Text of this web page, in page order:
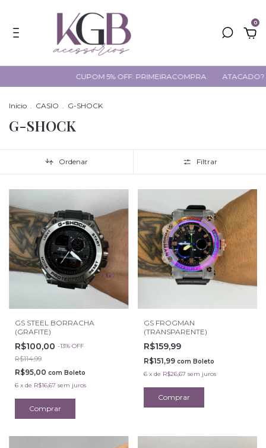
0
CUPOM 5% OFF: PRIMEIRACOMPRA ATACADO? CLIQUE AQUI
Início . CASIO . G-SHOCK
G-SHOCK
Ordenar Filtrar
GS STEEL BORRACHA
(GRAFITE)
R$100,00 -13% OFF
R$114,99
R$95,00 com Boleto
6 x de R$16,67 sem juros
GS FROGMAN
(TRANSPARENTE)
R$159,99
R$151,99 com Boleto
6 x de R$26,67 sem juros